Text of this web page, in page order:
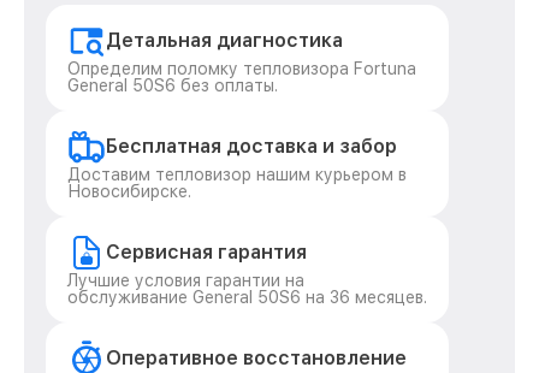
Детальная диагностика
Определим поломку тепловизора Fortuna
General 50S6 без оплаты.
Бесплатная доставка и забор
Доставим тепловизор нашим курьером в
Новосибирске.
Сервисная гарантия
Лучшие условия гарантии на
обслуживание General 50S6 на 36 месяцев.
Оперативное восстановление